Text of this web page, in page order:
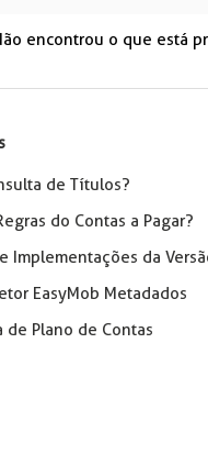
encontrou o que está
de Títulos?
do Contas a Pagar?
Implementações da
EasyMob Metadados
de Plano de Contas